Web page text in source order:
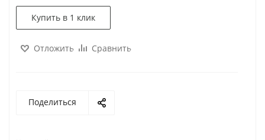
Купить в 1 клик
Отложить Сравнить
Поделиться